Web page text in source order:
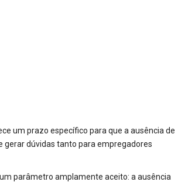
um prazo específico para que a ausência de
gerar dúvidas tanto para empregadores
parâmetro amplamente aceito: a ausência